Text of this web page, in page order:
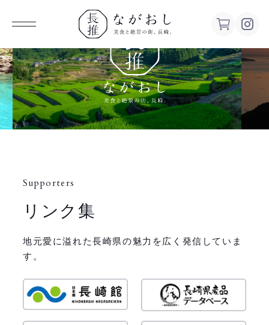
ながお
し 美食
と絶景の
Supporters
リンク集
地元愛に溢れた長崎県の魅力を広く発信していま
す。